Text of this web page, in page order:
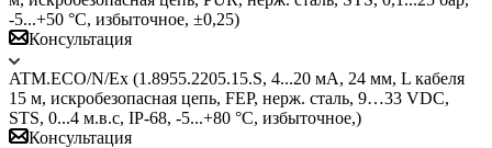
-5...+50 °C, избыточное, ±0,25)
Консультация
ATM.ECO/N/Ex (1.8955.2205.15.S, 4...20 мА, 24 мм, L кабеля
15 м, искробезопасная цепь, FEP, нерж. сталь, 9…33 VDC,
STS, 0...4 м.в.с, IP-68, -5...+80 °C, избыточное,)
Консультация